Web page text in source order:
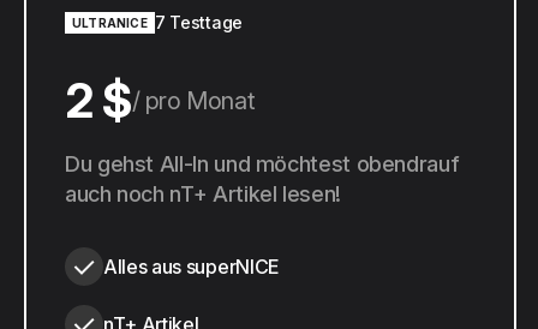
ULTRANICE 7 Testtage
2 $ pro Monat
20 $ pro Jahr
Du gehst All-In und möchtest obendrauf
auch noch nT+ Artikel lesen!
Alles aus superNICE
nT+ Artikel